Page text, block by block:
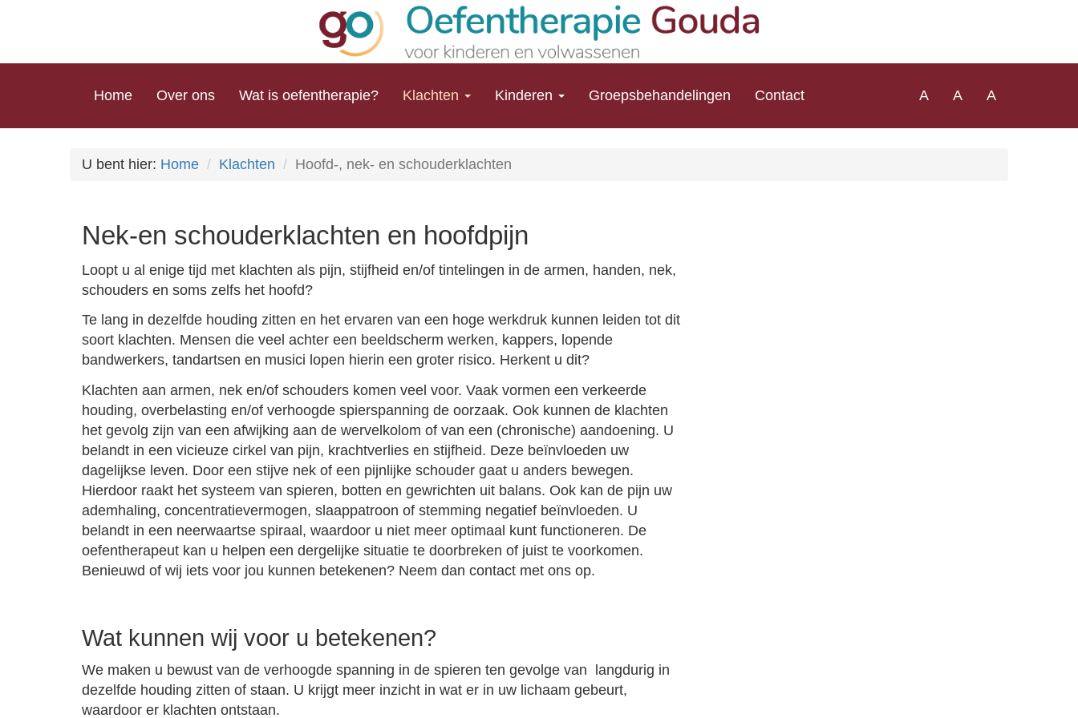
Home Over ons Wat is oefentherapie? Klachten Kinderen Groepsbehandelingen Contact A A A
U bent hier: Home Klachten Hoofd-, nek- en schouderklachten
Nek-en schouderklachten en hoofdpijn
Loopt u al enige tijd met klachten als pijn, stijfheid en/of tintelingen in de armen, handen, nek,
schouders en soms zelfs het hoofd?
Te lang in dezelfde houding zitten en het ervaren van een hoge werkdruk kunnen leiden tot dit
soort klachten. Mensen die veel achter een beeldscherm werken, kappers, lopende
bandwerkers, tandartsen en musici lopen hierin een groter risico. Herkent u dit?
Klachten aan armen, nek en/of schouders komen veel voor. Vaak vormen een verkeerde
houding, overbelasting en/of verhoogde spierspanning de oorzaak. Ook kunnen de klachten
het gevolg zijn van een afwijking aan de wervelkolom of van een (chronische) aandoening. U
belandt in een vicieuze cirkel van pijn, krachtverlies en stijfheid. Deze beïnvloeden uw
dagelijkse leven. Door een stijve nek of een pijnlijke schouder gaat u anders bewegen.
Hierdoor raakt het systeem van spieren, botten en gewrichten uit balans. Ook kan de pijn uw
ademhaling, concentratievermogen, slaappatroon of stemming negatief beïnvloeden. U
belandt in een neerwaartse spiraal, waardoor u niet meer optimaal kunt functioneren. De
oefentherapeut kan u helpen een dergelijke situatie te doorbreken of juist te voorkomen.
Benieuwd of wij iets voor jou kunnen betekenen? Neem dan contact met ons op.
Wat kunnen wij voor u betekenen?
We maken u bewust van de verhoogde spanning in de spieren ten gevolge van langdurig in
dezelfde houding zitten of staan. U krijgt meer inzicht in wat er in uw lichaam gebeurt,
waardoor er klachten ontstaan.